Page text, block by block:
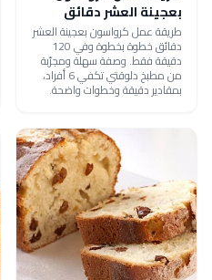
بعجينة العشر دقائق
طريقة عمل كرواسون بعجينة العشر
دقائق خطوة بخطوة وفي 120
دقيقة فقط. وصفة سهلة ومجرّبة
من مطبخ دلوقتي تكفي 6 أفراد،
بمقادير دقيقة وخطوات واضحة.